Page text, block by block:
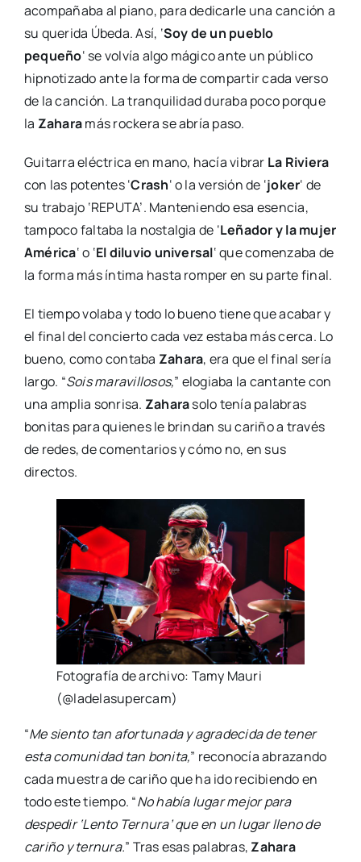
acompañaba al piano, para dedicarle una canción a
su querida Úbeda. Así, ‘Soy de un pueblo
pequeño‘ se volvía algo mágico ante un público
hipnotizado ante la forma de compartir cada verso
de la canción. La tranquilidad duraba poco porque
la Zaharamás rockera se abría paso.
Guitarra eléctrica en mano, hacía vibrar La Riviera
con las potentes ‘Crash‘ o la versión de ‘joker‘ de
su trabajo ‘REPUTA’. Manteniendo esa esencia,
tampoco faltaba la nostalgia de ‘Leñador y la mujer
América‘ o ‘El diluvio universal‘ que comenzaba de
la forma más íntima hasta romper en su parte final.
El tiempo volaba y todo lo bueno tiene que acabar y
el final del concierto cada vez estaba más cerca. Lo
bueno, como contaba Zahara, era que el final sería
largo. “Sois maravillosos,” elogiaba la cantante con
una amplia sonrisa. Zaharasolo tenía palabras
bonitas para quienes le brindan su cariño a través
de redes, de comentarios y cómo no, en sus
directos.
Fotografía de archivo: Tamy Mauri
(@ladelasupercam)
“Me siento tan afortunada y agradecida de tener
esta comunidad tan bonita,” reconocía abrazando
cada muestra de cariño que ha ido recibiendo en
todo este tiempo. “No había lugar mejor para
despedir ‘Lento Ternura’ que en un lugar lleno de
cariño y ternura.” Tras esas palabras, Zahara